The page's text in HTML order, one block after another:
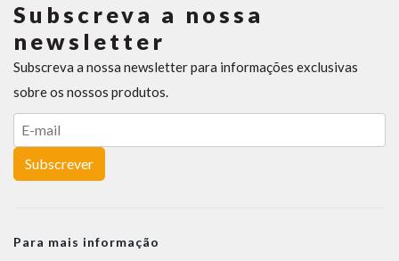
Subscreva a nossa
newsletter
Subscreva a nossa newsletter para informações exclusivas
sobre os nossos produtos.
Subscrever
Para mais informação